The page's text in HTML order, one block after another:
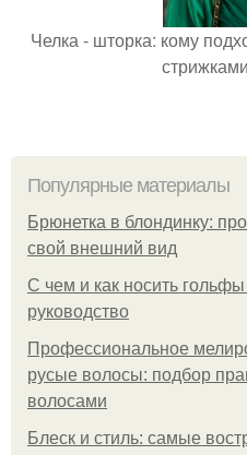
Челка - шторка: кому
Популярные материалы
Брюнетка в блондинку:
свой внешний вид
С чем и как носить
руководство
Профессиональное
русые волосы: подбор
волосами
Блеск и стиль: самые